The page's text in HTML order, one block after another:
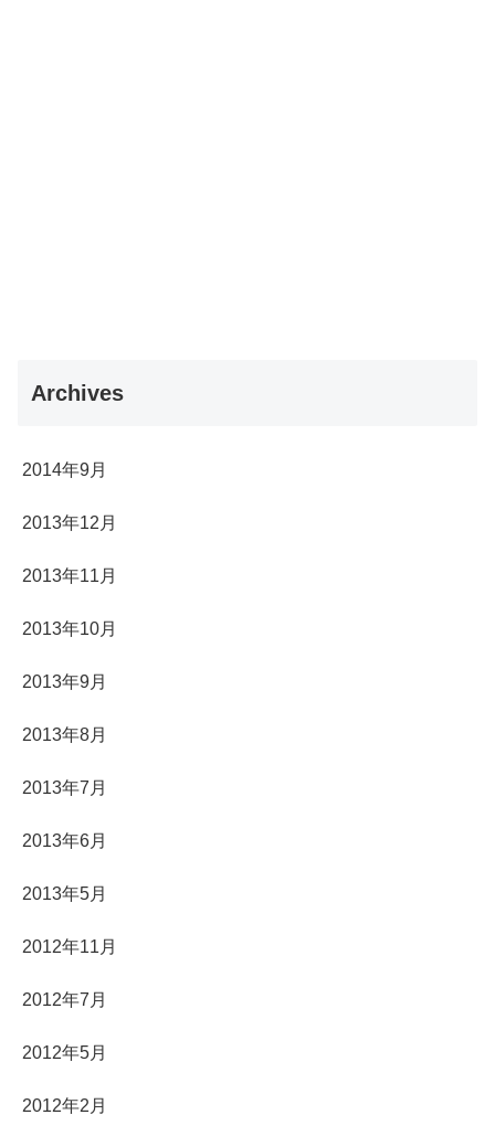
Archives
2014年9月
2013年12月
2013年11月
2013年10月
2013年9月
2013年8月
2013年7月
2013年6月
2013年5月
2012年11月
2012年7月
2012年5月
2012年2月